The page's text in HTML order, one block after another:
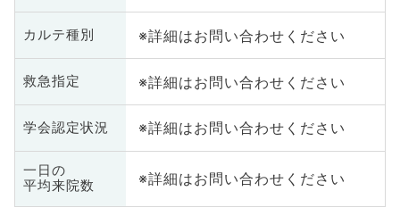
カルテ種別 ※詳細はお問い合わせください
救急指定 ※詳細はお問い合わせください
学会認定状況 ※詳細はお問い合わせください
一日の
平均来院数
※詳細はお問い合わせください